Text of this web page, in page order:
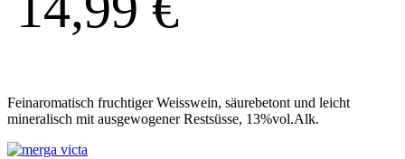
Feinaromatisch fruchtiger Weisswein, säurebetont und leicht
mineralisch mit ausgewogener Restsüsse, 13%vol.Alk.